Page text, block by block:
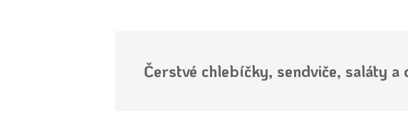
Čerstvé chlebíčky, sendviče, saláty